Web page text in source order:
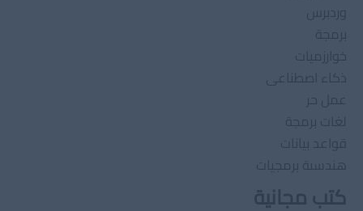
وردبرس
برمجة
خوارزميات
ذكاء اصطناعى
عمل حر
لغات برمجة
قواعد بيانات
هندسىة برمجيات
كتب مجانية